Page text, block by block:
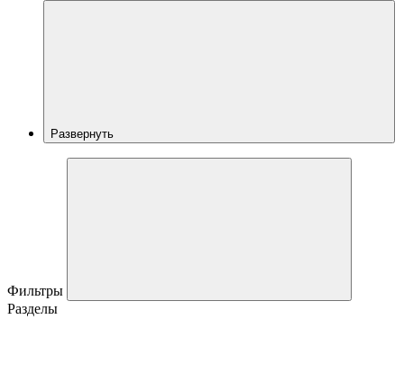
Развернуть
Фильтры
Разделы